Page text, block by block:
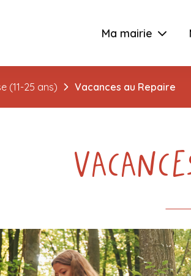
Ma mairie
(11-25 ans) Vacances au Repaire